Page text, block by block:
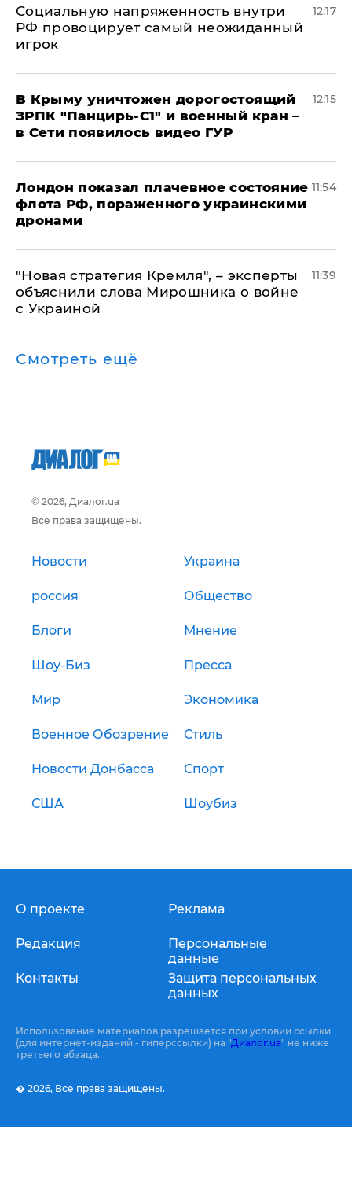
Социальную напряженность внутри
РФ провоцирует самый неожиданный
игрок
12:17
В Крыму уничтожен дорогостоящий
ЗРПК "Панцирь-С1" и военный кран –
в Сети появилось видео ГУР
12:15
Лондон показал плачевное состояние
флота РФ, пораженного украинскими
дронами
11:54
"Новая стратегия Кремля", – эксперты
объяснили слова Мирошника о войне
с Украиной
11:39
Смотреть ещё
© 2026, Диалог.ua
Все права защищены.
Новости Украина
россия Общество
Блоги Мнение
Шоу-Биз Пресса
Мир Экономика
Военное Обозрение Стиль
Новости Донбасса Спорт
США Шоубиз
О проекте
Редакция
Контакты
Реклама
Персональные
данные
Защита персональных
данных
Использование материалов разрешается при условии ссылки
(для интернет-изданий - гиперссылки) на "Диалог.ua" не ниже
третьего абзаца.
� 2026, Все права защищены.